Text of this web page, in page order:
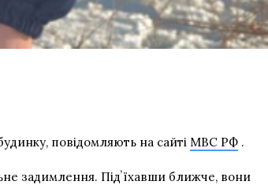
повідомляють на сайті МВС РФ .
задимлення. Підʼїхавши ближче, вони